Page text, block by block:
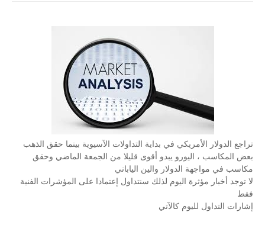
تراجع الدولار الأمريكي في بداية التداولات الآسيوية بينما حقق الذهب
بعض المكاسب ، اليورو يبدو أقوى قليلا من الجمعة الماضي وحقق
مكاسب في مواجهة الدولار والين الياباني
لا توجد أخبار مؤثرة اليوم لذلك سنتداول إعتمادا على المؤشرات الفنية
فقط
إشارات التداول لليوم كالآتي